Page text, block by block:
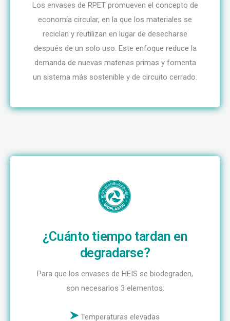
Los envases de RPET promueven el concepto de
economía circular, en la que los materiales se
reciclan y reutilizan en lugar de desecharse
después de un solo uso. Este enfoque reduce la
demanda de nuevas materias primas y fomenta
un sistema más sostenible y de circuito cerrado.
¿Cuánto tiempo tardan en
degradarse?
Para que los envases de HEIS se biodegraden,
son necesarios 3 elementos:
Temperaturas elevadas